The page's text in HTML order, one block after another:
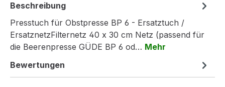
Beschreibung
Presstuch für Obstpresse BP 6 - Ersatztuch /
ErsatznetzFilternetz 40 x 30 cm Netz (passend für
die Beerenpresse GÜDE BP 6 od… Mehr
Bewertungen